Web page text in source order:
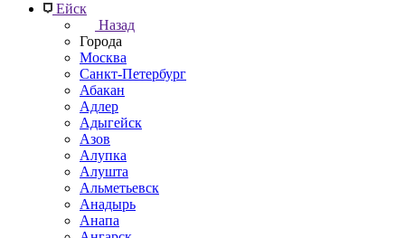
Ейск
Назад
Города
Москва
Санкт-Петербург
Абакан
Адлер
Адыгейск
Азов
Алупка
Алушта
Альметьевск
Анадырь
Анапа